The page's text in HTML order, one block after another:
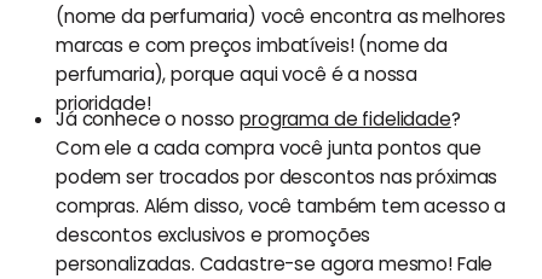
(nome da perfumaria) você encontra as melhores
marcas e com preços imbatíveis! (nome da
perfumaria), porque aqui você é a nossa
prioridade!
Já conhece o nossoprograma de fidelidade?
Com ele a cada compra você junta pontos que
podem ser trocados por descontos nas próximas
compras. Além disso, você também tem acesso a
descontos exclusivos e promoções
personalizadas. Cadastre-se agora mesmo! Fale